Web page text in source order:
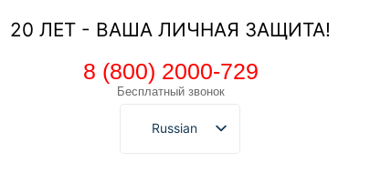
20 ЛЕТ - ВАША ЛИЧНАЯ ЗАЩИТА!
8 (800) 2000-729
Бесплатный звонок
Russian